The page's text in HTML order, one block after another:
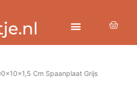
Cm Spaanplaat Grijs